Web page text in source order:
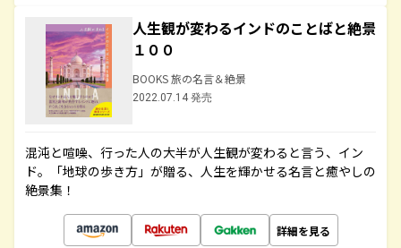
人生観が変わるインドのことばと絶景
１００
BOOKS 旅の名言＆絶景
2022.07.14 発売
混沌と喧噪、行った人の大半が人生観が変わると言う、イン
ド。「地球の歩き方」が贈る、人生を輝かせる名言と癒やしの
絶景集！
詳細を見る